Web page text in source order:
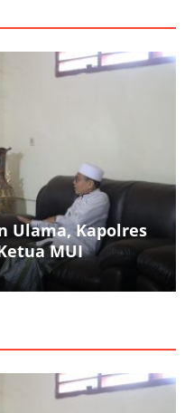
Ulama, Kapolres
MUI